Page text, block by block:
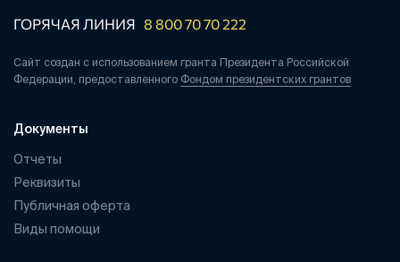
ГОРЯЧАЯ ЛИНИЯ 8 800 70 70 222
Сайт создан с использованием гранта Президента Российской
Федерации, предоставленного Фондом президентских грантов
Документы
Отчеты
Реквизиты
Публичная оферта
Виды помощи